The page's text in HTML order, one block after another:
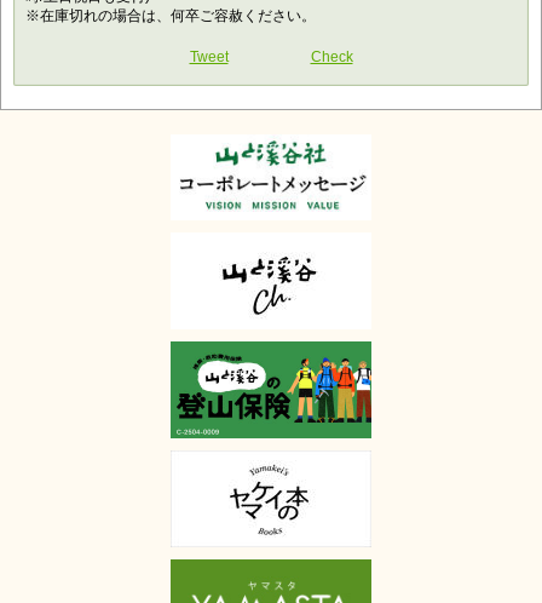
※在庫切れの場合は、何卒ご容赦ください。
Tweet Check